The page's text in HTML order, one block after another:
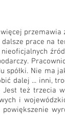
prace na
spółki. Nie ma
dalej ... inni,
Jest też
i